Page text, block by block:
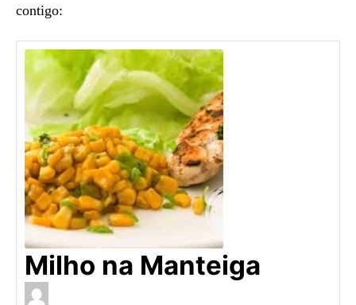
contigo:
Milho na Manteiga